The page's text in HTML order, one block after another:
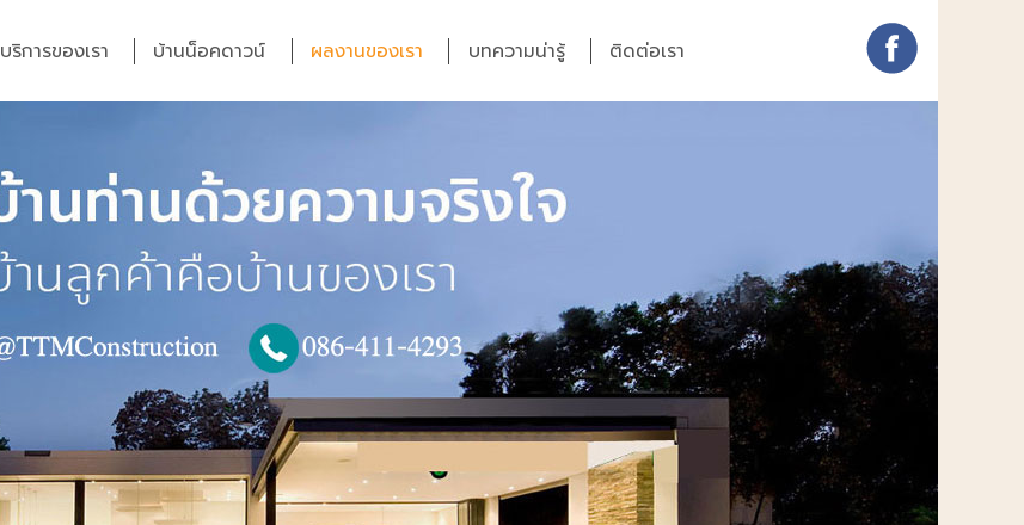
บริการของเรา บ้านน็อคดาวน์ ผลงานของเรา บทความน่ารู้ ติดต่อเรา